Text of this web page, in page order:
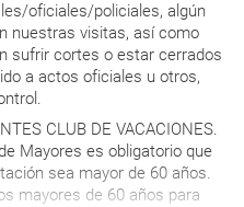
oficiales/policiales, algún
nuestras visitas, así como
sufrir cortes o estar cerrados
a actos oficiales u otros,
CLUB DE VACACIONES.
Mayores es obligatorio que
sea mayor de 60 años.
mayores de 60 años para